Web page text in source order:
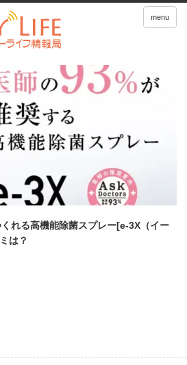
menu
れる高機能除菌スプレー[e-3X（イー
は？